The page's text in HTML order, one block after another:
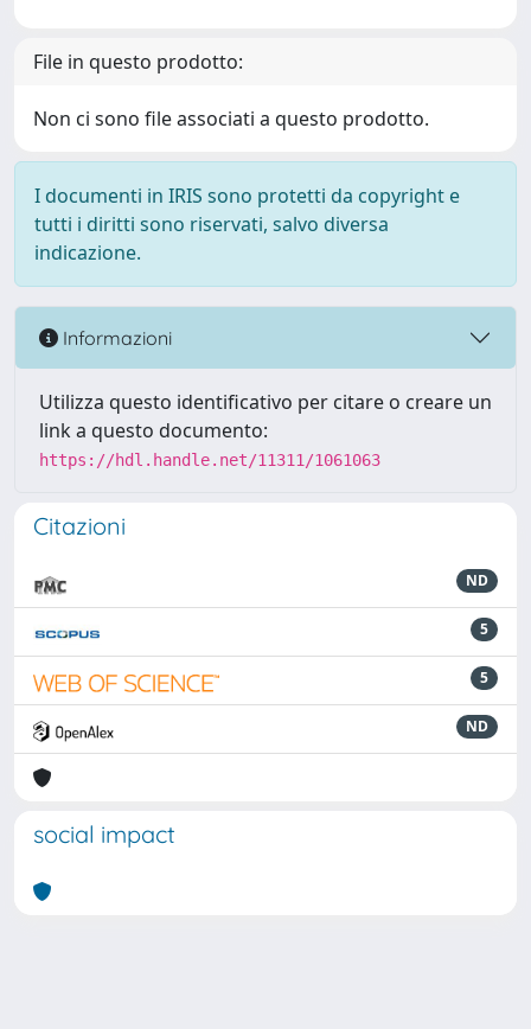
File in questo prodotto:
Non ci sono file associati a questo prodotto.
I documenti in IRIS sono protetti da copyright e
tutti i diritti sono riservati, salvo diversa
indicazione.
Informazioni
Utilizza questo identificativo per citare o creare un
link a questo documento:
https://hdl.handle.net/11311/1061063
Citazioni
ND
5
5
ND
social impact